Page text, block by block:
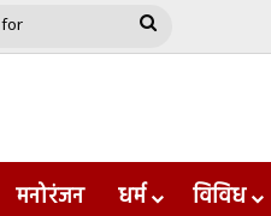
Search
मनोरंजन धर्म विविध